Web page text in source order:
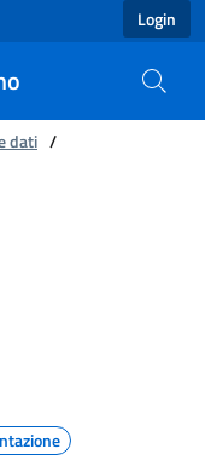
Login
dati /